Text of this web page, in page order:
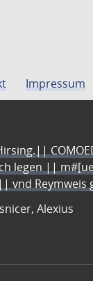
Impressum
legen ||
vnd
Alexius